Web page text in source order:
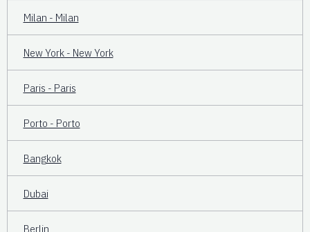
Milan - Milan
New York - New York
Paris - Paris
Porto - Porto
Bangkok
Dubai
Berlin